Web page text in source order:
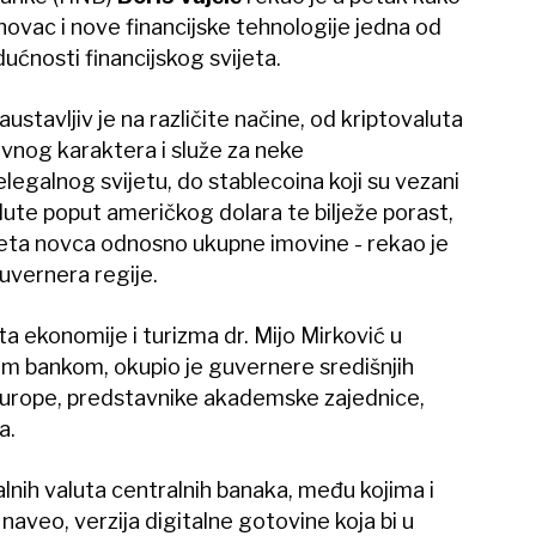
i nove financijske tehnologije jedna od
financijskog svijeta.
je na različite načine, od kriptovaluta
karaktera i služe za neke
svijetu, do stablecoina koji su vezani
poput američkog dolara te bilježe porast,
novca odnosno ukupne imovine - rekao je
regije.
ekonomije i turizma dr. Mijo Mirković u
bankom, okupio je guvernere središnjih
predstavnike akademske zajednice,
valuta centralnih banaka, među kojima i
verzija digitalne gotovine koja bi u